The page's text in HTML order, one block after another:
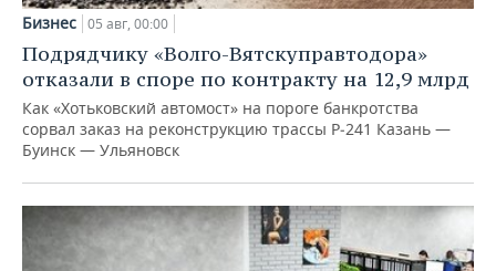
Бизнес 05 авг, 00:00
Подрядчику «Волго-Вятскуправтодора»
отказали в споре по контракту на 12,9 млрд
Как «Хотьковский автомост» на пороге банкротства
сорвал заказ на реконструкцию трассы Р‑241 Казань —
Буинск — Ульяновск